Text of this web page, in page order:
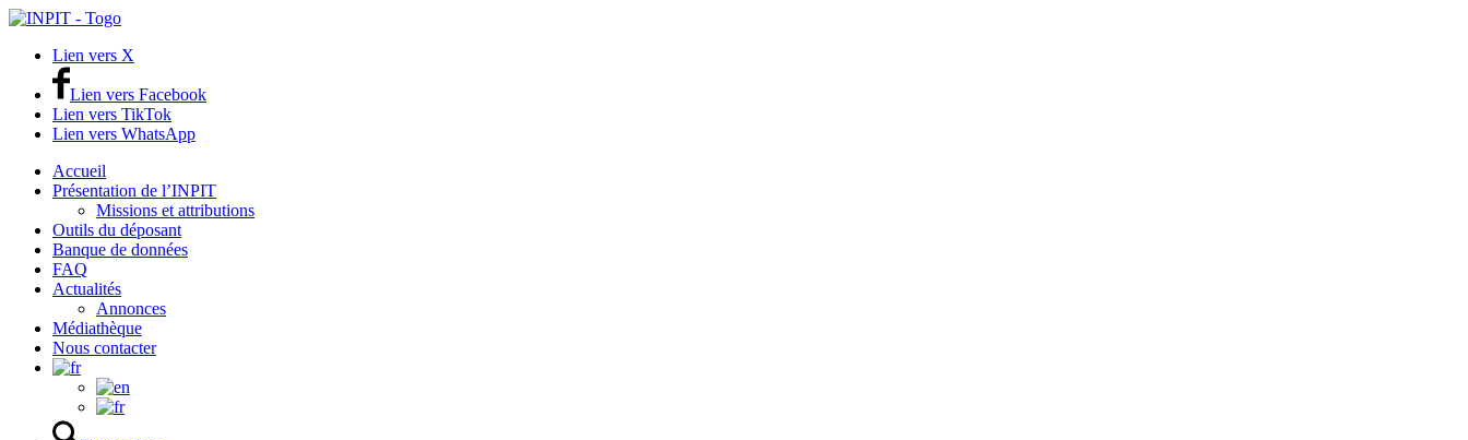
Lien vers X
Lien vers Facebook
Lien vers TikTok
Lien vers WhatsApp
Accueil
Présentation de l’INPIT
Missions et attributions
Outils du déposant
Banque de données
FAQ
Actualités
Annonces
Médiathèque
Nous contacter